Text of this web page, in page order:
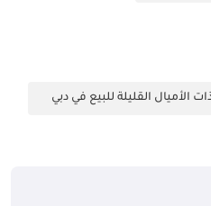
الأميال القليلة للبيع في دبي